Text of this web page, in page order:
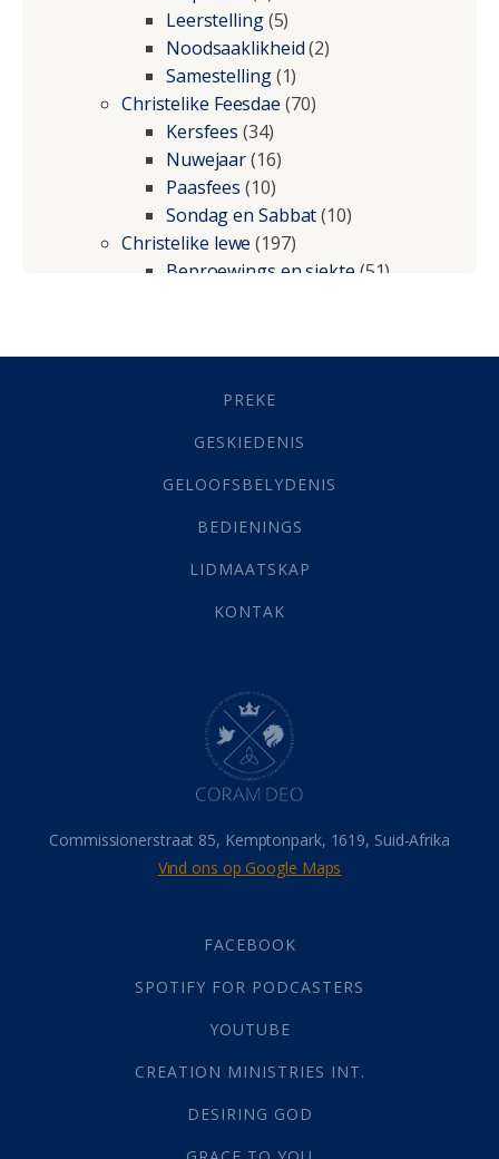
Leerstelling(5)
Noodsaaklikheid(2)
Samestelling(1)
Christelike Feesdae (70)
Kersfees (34)
Nuwejaar(16)
Paasfees (10)
Sondag en Sabbat(10)
Christelike lewe (197)
Beproewings en siekte(51)
Geestelike Groei(10)
(21)
Grys Areas(4)
Lewensdoel(3)
Selfondersoek(1)
Werk(22)
(142)
Hemel (31)
Israel (14)
Millennium(1)
Oordeelsdag(19)
Verheerlikte liggaam
Wederkoms
(27)
Gebed(87)
Die Onse Vader(12)
God(392)
Afgode(23)
Almag(1)
Alomteenwoordig
PREKE
GESKIEDENIS
GELOOFSBELYDENIS
BEDIENINGS
LIDMAATSKAP
KONTAK
Commissionerstraat 85, Kemptonpark, 1619, Suid-Afrika
Vind ons op Google Maps
FACEBOOK
SPOTIFY FOR PODCASTERS
YOUTUBE
CREATION MINISTRIES INT.
DESIRING GOD